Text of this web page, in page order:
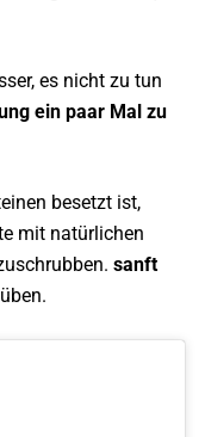
es nicht zu tun
ein paar Mal zu
besetzt ist,
mit natürlichen
sanft